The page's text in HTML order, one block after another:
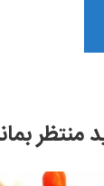
منتظر